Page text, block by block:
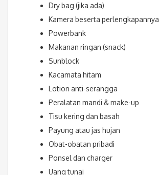
Dry bag (jika ada)
Kamera beserta perlengkapannya
Powerbank
Makanan ringan (snack)
Sunblock
Kacamata hitam
Lotion anti-serangga
Peralatan mandi & make-up
Tisu kering dan basah
Payung atau jas hujan
Obat-obatan pribadi
Ponsel dan charger
Uang tunai